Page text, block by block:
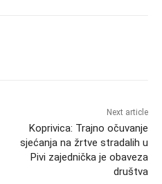
Next article
Koprivica: Trajno očuvanje
sjećanja na žrtve stradalih u
Pivi zajednička je obaveza
društva